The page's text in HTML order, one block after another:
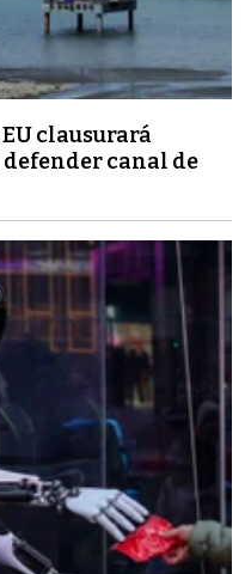
clausurará
canal de